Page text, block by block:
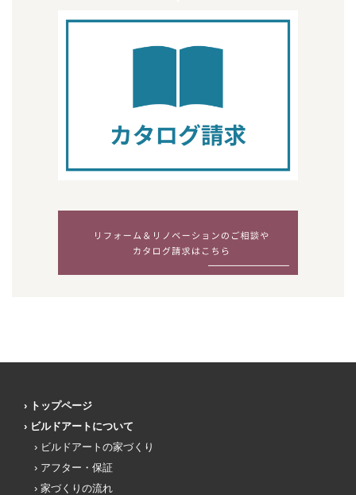
トップページ
ビルドアートについて
ビルドアートの家づくり
アフター・保証
家づくりの流れ